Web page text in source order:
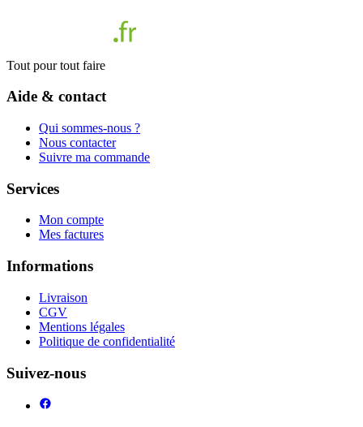
Tout pour tout faire
Aide & contact
Qui sommes-nous ?
Nous contacter
Suivre ma commande
Services
Mon compte
Mes factures
Informations
Livraison
CGV
Mentions légales
Politique de confidentialité
Suivez-nous